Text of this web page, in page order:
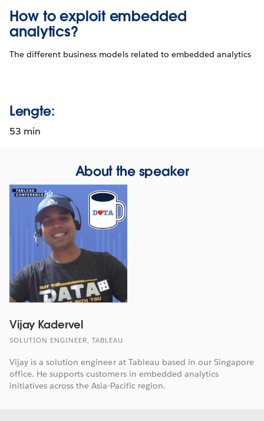
How to exploit embedded
analytics?
The different business models related to embedded analytics
Lengte:
53 min
About the speaker
Vijay Kadervel
SOLUTION ENGINEER, TABLEAU
Vijay is a solution engineer at Tableau based in our Singapore
office. He supports customers in embedded analytics
initiatives across the Asia-Pacific region.